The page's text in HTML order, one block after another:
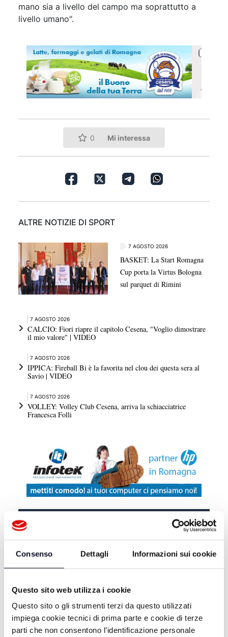
Consenso Dettagli Informazioni sui cookie
Questo sito web utilizza i cookie
Questo sito o gli strumenti terzi da questo utilizzati
impiega cookie tecnici di prima parte e cookie di terze
parti che non consentono l’identificazione personale
mano sia a livello del campo ma soprattutto a
livello umano".
0 Mi interessa
ALTRE NOTIZIE DI SPORT
7 AGOSTO 2026
BASKET: La Start Romagna
Cup porta la Virtus Bologna
sul parquet di Rimini
7 AGOSTO 2026
CALCIO: Fiori riapre il capitolo Cesena, "Voglio dimostrare
il mio valore" | VIDEO
7 AGOSTO 2026
IPPICA: Fireball Bi è la favorita nel clou dei questa sera al
Savio | VIDEO
7 AGOSTO 2026
VOLLEY: Volley Club Cesena, arriva la schiacciatrice
Francesca Folli
CARTELLINO GIALLO -
CARTELLINO GIALLO -
CARTELLINO GIALLO
08/05/2023